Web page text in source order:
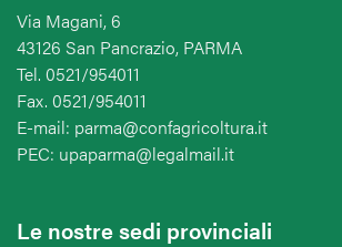
Via Magani, 6
43126 San Pancrazio, PARMA
Tel. 0521/954011
Fax. 0521/954011
E-mail: parma@confagricoltura.it
PEC: upaparma@legalmail.it
Le nostre sedi provinciali